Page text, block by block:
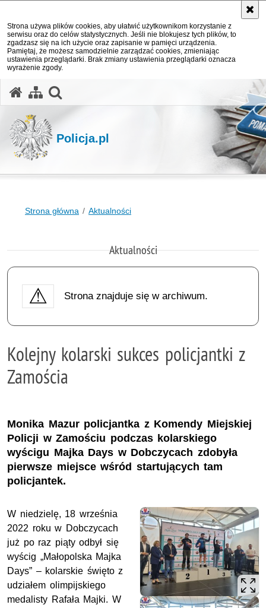
Strona używa plików cookies, aby ułatwić użytkownikom korzystanie z
serwisu oraz do celów statystycznych. Jeśli nie blokujesz tych plików, to
zgadzasz się na ich użycie oraz zapisanie w pamięci urządzenia.
Pamiętaj, że możesz samodzielnie zarządzać cookies, zmieniając
ustawienia przeglądarki. Brak zmiany ustawienia przeglądarki oznacza
wyrażenie zgody.
Policja.pl
Strona główna Aktualności
Aktualności
Strona znajduje się w archiwum.
Kolejny kolarski sukces policjantki z
Zamościa
Monika Mazur policjantka z Komendy Miejskiej
Policji w Zamościu podczas kolarskiego
wyścigu Majka Days w Dobczycach zdobyła
pierwsze miejsce wśród startujących tam
policjantek.
W niedzielę, 18 września
2022 roku w Dobczycach
już po raz piąty odbył się
wyścig „Małopolska Majka
Days” – kolarskie święto z
udziałem olimpijskiego
medalisty Rafała Majki. W